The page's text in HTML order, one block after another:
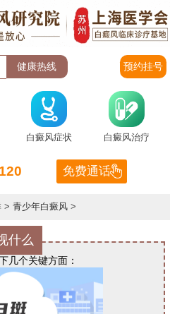
预约挂号
白癜风症状 白癜风治疗
免费通话
>青少年白癜风 >
什么
个关键方面：